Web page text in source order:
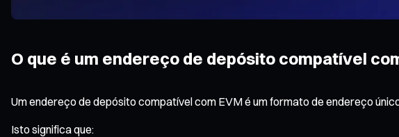
O que é um endereço de depósito compatível
Um endereço de depósito compatível com EVM é um formato de endereço
Isto significa que: